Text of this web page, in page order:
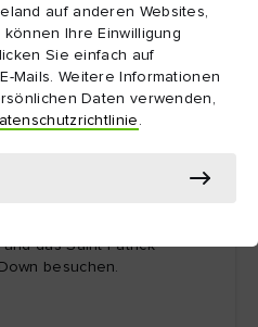
auf anderen Websites,
Ihre Einwilligung
Sie einfach auf
Mails. Weitere Informationen
Daten verwenden,
.
Patrick in Verbindung
auf der Insel. Das zeigt
er damals im
Besonders berühmt sind
die Grafschaft
zum Beispiel die
das Saint Patrick
besuchen.